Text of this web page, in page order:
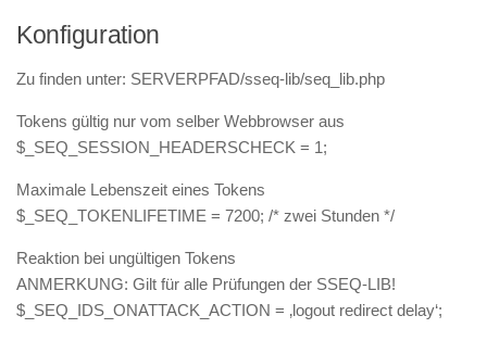
Konfiguration
Zu finden unter: SERVERPFAD/sseq-lib/seq_lib.php
Tokens gültig nur vom selber Webbrowser aus
$_SEQ_SESSION_HEADERSCHECK = 1;
Maximale Lebenszeit eines Tokens
$_SEQ_TOKENLIFETIME = 7200; /* zwei Stunden */
Reaktion bei ungültigen Tokens
ANMERKUNG: Gilt für alle Prüfungen der SSEQ-LIB!
$_SEQ_IDS_ONATTACK_ACTION = ‚logout redirect delay‘;